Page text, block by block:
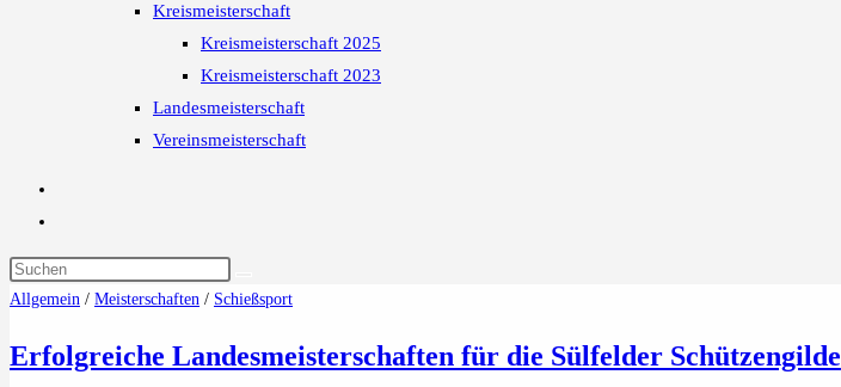
Kreismeisterschaft
Kreismeisterschaft 2025
Kreismeisterschaft 2023
Landesmeisterschaft
Vereinsmeisterschaft
Allgemein / Meisterschaften / Schießsport
Erfolgreiche Landesmeisterschaften für die Sülfelder Schützengilde